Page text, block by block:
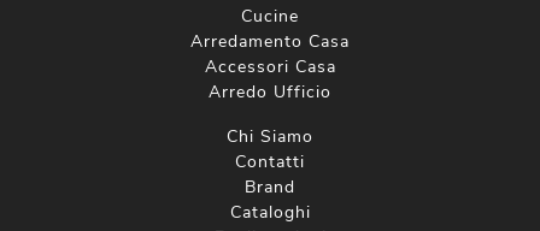
Cucine
Arredamento Casa
Accessori Casa
Arredo Ufficio
Chi Siamo
Contatti
Brand
Cataloghi